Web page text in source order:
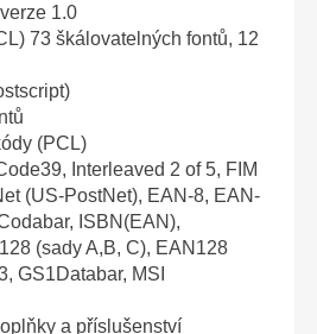
1.0
73 škálovatelných fontů, 12
(PCL)
Interleaved 2 of 5, FIM
(US-PostNet), EAN-8, EAN-
ISBN(EAN),
(sady A,B, C), EAN128
GS1Databar, MSI
a příslušenství